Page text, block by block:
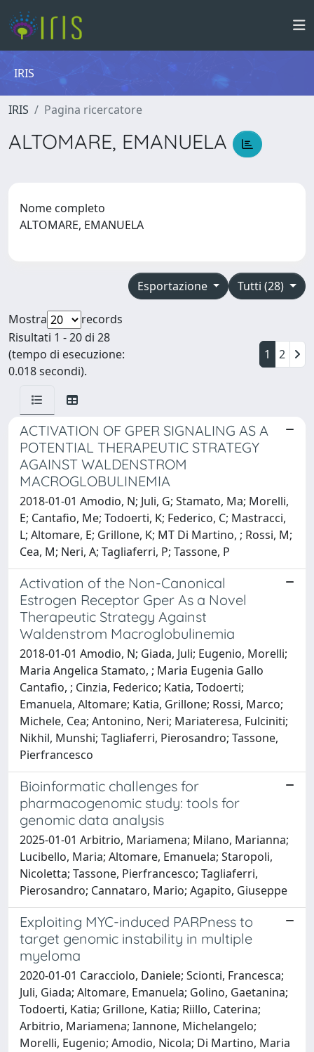
IRIS
IRIS Pagina ricercatore
ALTOMARE, EMANUELA
Nome completo
ALTOMARE, EMANUELA
Tutti (28)
Esportazione
Mostra
records
Risultati 1 - 20 di 28
(tempo di esecuzione:
0.018 secondi).
1 2
ACTIVATION OF GPER SIGNALING AS A
POTENTIAL THERAPEUTIC STRATEGY
AGAINST WALDENSTROM
MACROGLOBULINEMIA
2018-01-01 Amodio, N; Juli, G; Stamato, Ma; Morelli,
E; Cantafio, Me; Todoerti, K; Federico, C; Mastracci,
L; Altomare, E; Grillone, K; MT Di Martino, ; Rossi, M;
Cea, M; Neri, A; Tagliaferri, P; Tassone, P
Activation of the Non-Canonical
Estrogen Receptor Gper As a Novel
Therapeutic Strategy Against
Waldenstrom Macroglobulinemia
2018-01-01 Amodio, N; Giada, Juli; Eugenio, Morelli;
Maria Angelica Stamato, ; Maria Eugenia Gallo
Cantafio, ; Cinzia, Federico; Katia, Todoerti;
Emanuela, Altomare; Katia, Grillone; Rossi, Marco;
Michele, Cea; Antonino, Neri; Mariateresa, Fulciniti;
Nikhil, Munshi; Tagliaferri, Pierosandro; Tassone,
Pierfrancesco
Bioinformatic challenges for
pharmacogenomic study: tools for
genomic data analysis
2025-01-01 Arbitrio, Mariamena; Milano, Marianna;
Lucibello, Maria; Altomare, Emanuela; Staropoli,
Nicoletta; Tassone, Pierfrancesco; Tagliaferri,
Pierosandro; Cannataro, Mario; Agapito, Giuseppe
Exploiting MYC-induced PARPness to
target genomic instability in multiple
myeloma
2020-01-01 Caracciolo, Daniele; Scionti, Francesca;
Juli, Giada; Altomare, Emanuela; Golino, Gaetanina;
Todoerti, Katia; Grillone, Katia; Riillo, Caterina;
Arbitrio, Mariamena; Iannone, Michelangelo;
Morelli, Eugenio; Amodio, Nicola; Di Martino, Maria